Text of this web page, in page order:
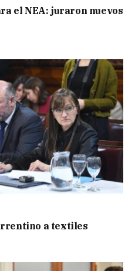
el NEA: juraron nuevos
a textiles